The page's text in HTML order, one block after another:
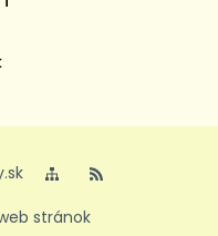
stránok